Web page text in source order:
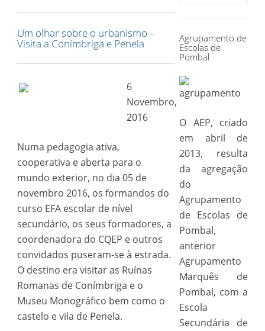
Um olhar sobre o urbanismo –
Visita a Conímbriga e Penela
6
Novembro,
2016
Numa pedagogia ativa,
cooperativa e aberta para o
mundo exterior, no dia 05 de
novembro 2016, os formandos do
curso EFA escolar de nível
secundário, os seus formadores, a
coordenadora do CQEP e outros
convidados puseram-se à estrada.
O destino era visitar as Ruínas
Romanas de Conímbriga e o
Museu Monográfico bem como o
castelo e vila de Penela.
Agrupamento de
Escolas de
Pombal
O AEP, criado
em abril de
2013, resulta
da agregação
do
Agrupamento
de Escolas de
Pombal,
anterior
Agrupamento
Marquês de
Pombal, com a
Escola
Secundária de